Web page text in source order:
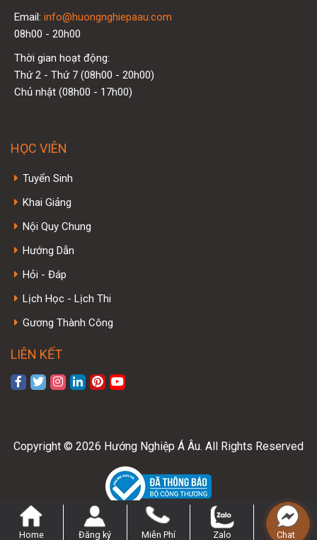
Email: info@huongnghiepaau.com
08h00 - 20h00
Thời gian hoạt động:
Thứ 2 - Thứ 7 (08h00 - 20h00)
Chủ nhật (08h00 - 17h00)
HỌC VIÊN
Tuyển Sinh
Khai Giảng
Nội Quy Chung
Hướng Dẫn
Hỏi - Đáp
Lịch Học - Lịch Thi
Gương Thành Công
LIÊN KẾT
Copyright © 2026 Hướng Nghiệp Á Âu. All Rights Reserved
Home Đăng ký Miễn Phí Zalo Chat